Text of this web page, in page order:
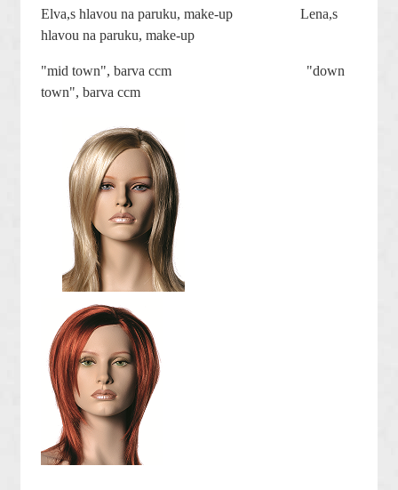
Elva,s hlavou na paruku, make-up Lena,s
hlavou na paruku, make-up
"mid town", barva ccm "down
town", barva ccm